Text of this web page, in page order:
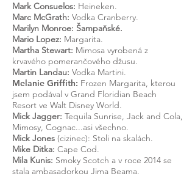
Mark Consuelos: Heineken.
Marc McGrath: Vodka Cranberry.
Marilyn Monroe: Šampaňské.
Mario Lopez: Margarita.
Martha Stewart: Mimosa vyrobená z
krvavého pomerančového džusu.
Martin Landau: Vodka Martini.
Melanie Griffith: Frozen Margarita, kterou
jsem podával v Grand Floridian Beach
Resort ve Walt Disney World.
Mick Jagger: Tequila Sunrise, Jack and Cola,
Mimosy, Cognac...asi všechno.
Mick Jones (cizinec): Stoli na skalách.
Mike Ditka: Cape Cod.
Mila Kunis: Smoky Scotch a v roce 2014 se
stala ambasadorkou Jima Beama.